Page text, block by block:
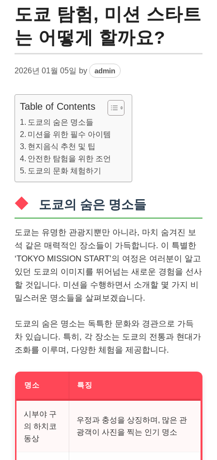
도쿄 탐험, 미션 스타트
는 어떻게 할까요?
2026년 01월 05일 by admin
Table of Contents
도쿄의 숨은 명소들
미션을 위한 필수 아이템
현지음식 추천 및 팁
안전한 탐험을 위한 조언
도쿄의 문화 체험하기
도쿄의 숨은 명소들
도쿄는 유명한 관광지뿐만 아니라, 마치 숨겨진 보
석 같은 매력적인 장소들이 가득합니다. 이 특별한
‘TOKYO MISSION START’의 여정은 여러분이 알고
있던 도쿄의 이미지를 뛰어넘는 새로운 경험을 선사
할 것입니다. 미션을 수행하면서 소개할 몇 가지 비
밀스러운 명소들을 살펴보겠습니다.
도쿄의 숨은 명소는 독특한 문화와 경관으로 가득
차 있습니다. 특히, 각 장소는 도쿄의 전통과 현대가
조화를 이루며, 다양한 체험을 제공합니다.
명소 특징
시부야 구
의 하치코
동상
우정과 충성을 상징하며, 많은 관
광객이 사진을 찍는 인기 명소